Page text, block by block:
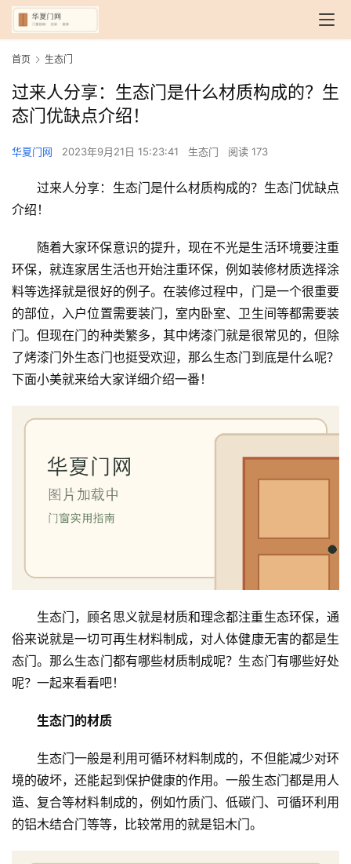
首页 生态门
过来人分享：生态门是什么材质构成的？生
态门优缺点介绍！
华夏门网 2023年9月21日 15:23:41 生态门 阅读 173
过来人分享：生态门是什么材质构成的？生态门优缺点
介绍！
随着大家环保意识的提升，现在不光是生活环境要注重
环保，就连家居生活也开始注重环保，例如装修材质选择涂
料等选择就是很好的例子。在装修过程中，门是一个很重要
的部位，入户位置需要装门，室内卧室、卫生间等都需要装
门。但现在门的种类繁多，其中烤漆门就是很常见的，但除
了烤漆门外生态门也挺受欢迎，那么生态门到底是什么呢？
下面小美就来给大家详细介绍一番！
生态门，顾名思义就是材质和理念都注重生态环保，通
俗来说就是一切可再生材料制成，对人体健康无害的都是生
态门。那么生态门都有哪些材质制成呢？生态门有哪些好处
呢？一起来看看吧！
生态门的材质
生态门一般是利用可循环材料制成的，不但能减少对环
境的破坏，还能起到保护健康的作用。一般生态门都是用人
造、复合等材料制成的，例如竹质门、低碳门、可循环利用
的铝木结合门等等，比较常用的就是铝木门。